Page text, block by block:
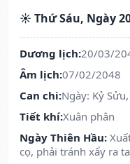
☀️ Thứ Sáu, Ngày
Dương lịch:20/03/
Âm lịch:07/02/2048
Can chi:Ngày: Kỷ
Tiết khí:Xuân phân
Ngày Thiên Hầu:
cọ, phải tránh xẩy ra